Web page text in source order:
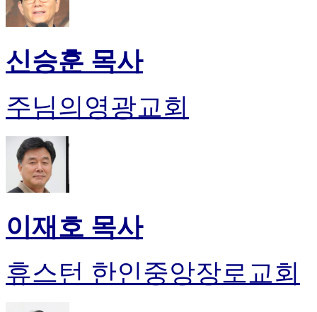
신승훈 목사
주님의영광교회
이재호 목사
휴스턴 한인중앙장로교회